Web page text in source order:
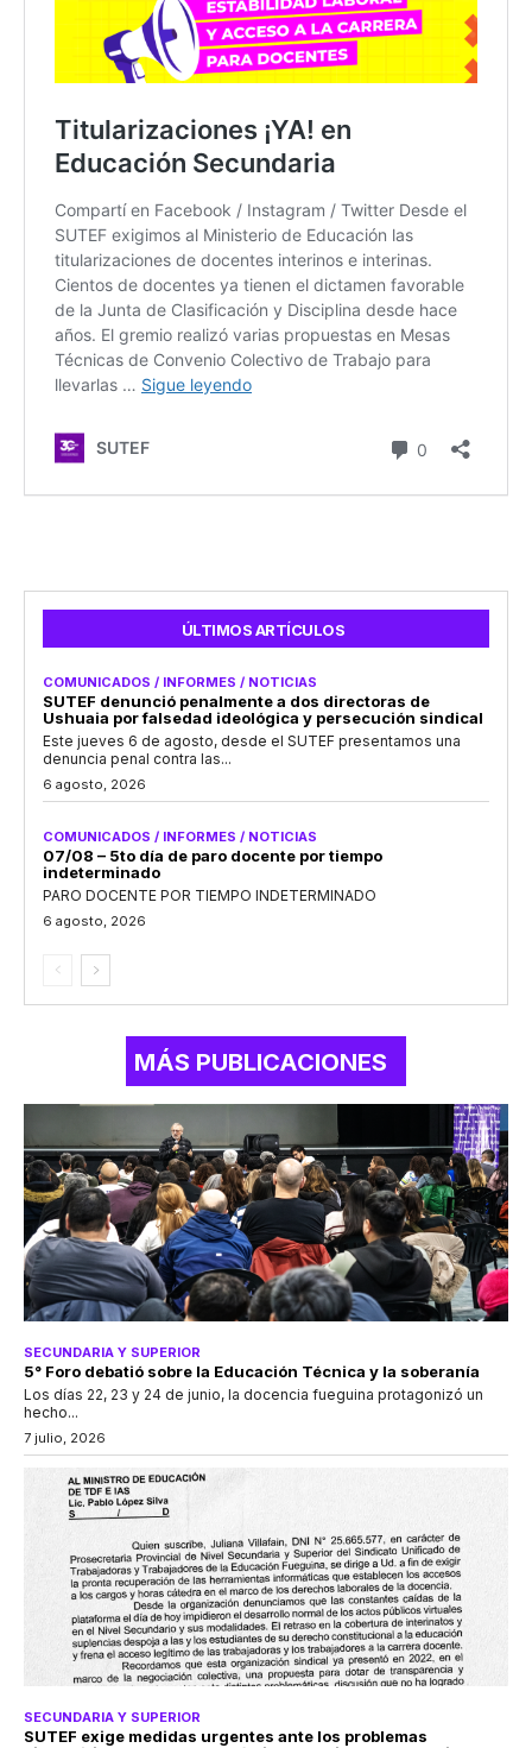
ÚLTIMOS ARTÍCULOS
COMUNICADOS / INFORMES / NOTICIAS
SUTEF denunció penalmente a dos directoras de
Ushuaia por falsedad ideológica y persecución sindical
Este jueves 6 de agosto, desde el SUTEF presentamos una
denuncia penal contra las...
6 agosto, 2026
COMUNICADOS / INFORMES / NOTICIAS
07/08 – 5to día de paro docente por tiempo
indeterminado
PARO DOCENTE POR TIEMPO INDETERMINADO
6 agosto, 2026
MÁS PUBLICACIONES
SECUNDARIA Y SUPERIOR
5° Foro debatió sobre la Educación Técnica y la soberanía
Los días 22, 23 y 24 de junio, la docencia fueguina protagonizó un
hecho...
7 julio, 2026
SECUNDARIA Y SUPERIOR
SUTEF exige medidas urgentes ante los problemas